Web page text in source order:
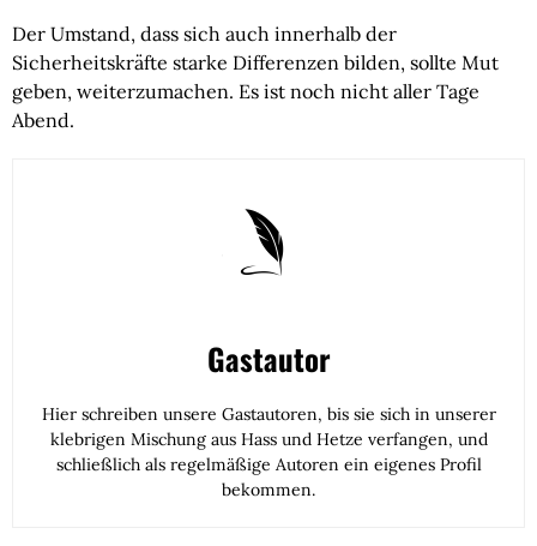
Der Umstand, dass sich auch innerhalb der
Sicherheitskräfte starke Differenzen bilden, sollte Mut
geben, weiterzumachen. Es ist noch nicht aller Tage
Abend.
Gastautor
Hier schreiben unsere Gastautoren, bis sie sich in unserer
klebrigen Mischung aus Hass und Hetze verfangen, und
schließlich als regelmäßige Autoren ein eigenes Profil
bekommen.